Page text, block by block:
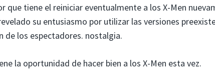
que tiene el reiniciar eventualmente a los X-Men
su entusiasmo por utilizar las versiones
de los espectadores. nostalgia.
la oportunidad de hacer bien a los X-Men esta vez.